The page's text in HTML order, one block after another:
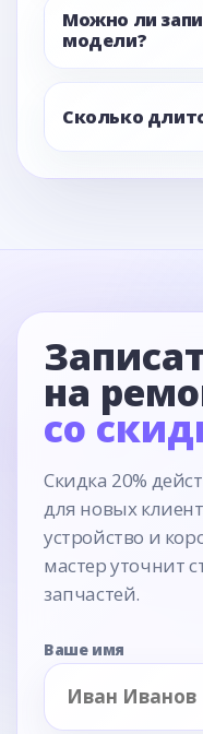
Можно ли
модели?
Сколько
на
со
Скидка 20%
для новых
устройство и
мастер уточнит
запчастей.
Ваше имя